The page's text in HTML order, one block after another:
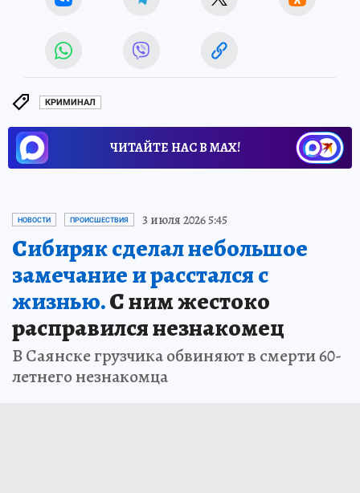
КРИМИНАЛ
ЧИТАЙТЕ НАС В МАХ!
НОВОСТИ ПРОИСШЕСТВИЯ 3 июля 2026 5:45
Сибиряк сделал небольшое
замечание и расстался с
жизнью.С ним жестоко
расправился незнакомец
В Саянске грузчика обвиняют в смерти 60-
летнего незнакомца